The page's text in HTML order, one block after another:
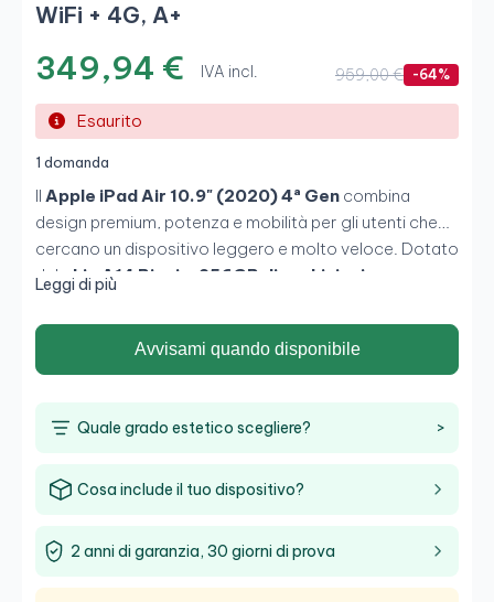
WiFi + 4G, A+
349,94 € IVA incl. 959,00 € -64%
Esaurito
1 domanda
Il Apple iPad Air 10.9" (2020) 4ª Gen combina
design premium, potenza e mobilità per gli utenti che
cercano un dispositivo leggero e molto veloce. Dotato
del
chip A14 Bionic 256GB di archiviazione
produttività, editing leggero, studio e svago. Il suo
Liquid Retina da 10.9" con True Tone e
gamma P3garantisce un'esperienza visiva di alta
contenuti.
Leggi di più
Avvisami quando disponibile
Quale grado estetico scegliere? >
Cosa include il tuo dispositivo?
2 anni di garanzia, 30 giorni di prova